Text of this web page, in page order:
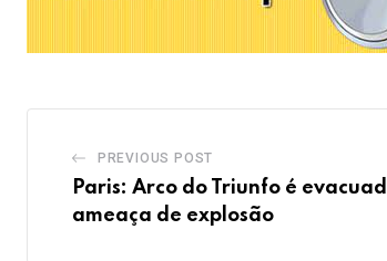
PREVIOUS POST
Paris: Arco do Triunfo é
ameaça de explosão